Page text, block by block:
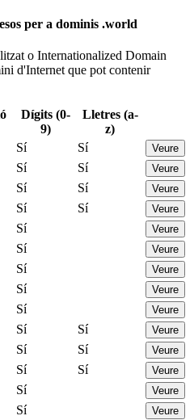
per a dominis .world
o Internationalized Domain
d'Internet que pot contenir
Dígits (0-
9)
Lletres (a-
z)
Sí Sí Veure
Sí Sí Veure
Sí Sí Veure
Sí Sí Veure
Sí Veure
Sí Veure
Sí Veure
Sí Veure
Sí Veure
Sí Sí Veure
Sí Sí Veure
Sí Sí Veure
Sí Veure
Sí Veure